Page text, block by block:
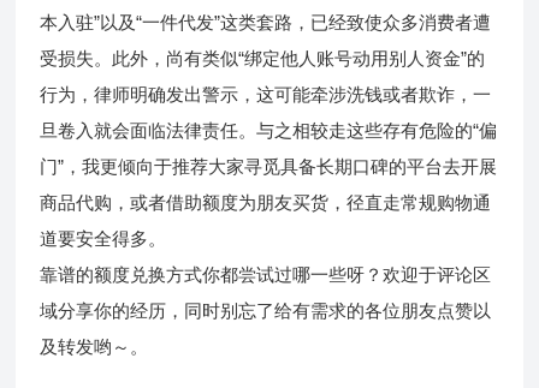
本入驻”以及“一件代发”这类套路，已经致使众多消费者遭
受损失。此外，尚有类似“绑定他人账号动用别人资金”的
行为，律师明确发出警示，这可能牵涉洗钱或者欺诈，一
旦卷入就会面临法律责任。与之相较走这些存有危险的“偏
门”，我更倾向于推荐大家寻觅具备长期口碑的平台去开展
商品代购，或者借助额度为朋友买货，径直走常规购物通
道要安全得多。
靠谱的额度兑换方式你都尝试过哪一些呀？欢迎于评论区
域分享你的经历，同时别忘了给有需求的各位朋友点赞以
及转发哟～。